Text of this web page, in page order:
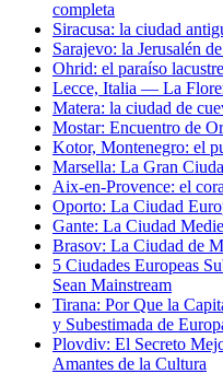
completa
Siracusa: la ciudad
Sarajevo: la Jerusalén
Ohrid: el paraíso
Lecce, Italia — La
Matera: la ciudad de
Mostar: Encuentro de
Kotor, Montenegro: el
Marsella: La Gran
Aix-en-Provence: el
Oporto: La Ciudad
Gante: La Ciudad
Brasov: La Ciudad de
5 Ciudades Europeas
Sean Mainstream
Tirana: Por Que la
y Subestimada de
Plovdiv: El Secreto
Amantes de la Cultura